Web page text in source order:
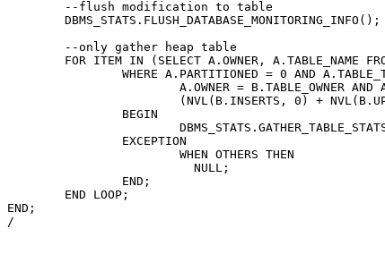
END;
/